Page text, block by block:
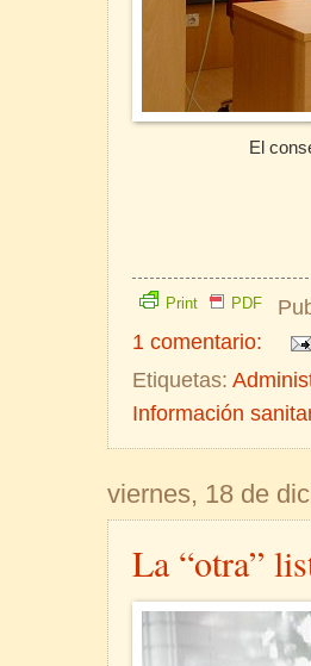
El
Print PDF
1 comentario:
Etiquetas:
Información
viernes, 18 de
La “otra”